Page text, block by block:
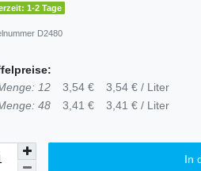
1-2 Tage
D2480
12
3,54 €
3,54 € / Liter
48
3,41 € 3,41 € / Liter
In